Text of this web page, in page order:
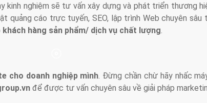
kinh nghiệm sẽ tư vấn xây dựng và phát triển thương
quảng cáo trực tuyến, SEO, lập trình Web chuyên
hàng sản phẩm/ dịch vụ chất lượng
cho doanh nghiệp mình . Đừng chần chừ hãy nhấc
để được tư vấn chuyên sâu về giải pháp